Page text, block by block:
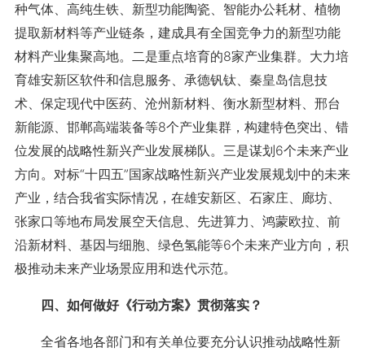
种气体、高纯生铁、新型功能陶瓷、智能办公耗材、植物
提取新材料等产业链条，建成具有全国竞争力的新型功能
材料产业集聚高地。二是重点培育的8家产业集群。大力培
育雄安新区软件和信息服务、承德钒钛、秦皇岛信息技
术、保定现代中医药、沧州新材料、衡水新型材料、邢台
新能源、邯郸高端装备等8个产业集群，构建特色突出、错
位发展的战略性新兴产业发展梯队。三是谋划6个未来产业
方向。对标“十四五”国家战略性新兴产业发展规划中的未来
产业，结合我省实际情况，在雄安新区、石家庄、廊坊、
张家口等地布局发展空天信息、先进算力、鸿蒙欧拉、前
沿新材料、基因与细胞、绿色氢能等6个未来产业方向，积
极推动未来产业场景应用和迭代示范。
四、如何做好《行动方案》贯彻落实？
全省各地各部门和有关单位要充分认识推动战略性新